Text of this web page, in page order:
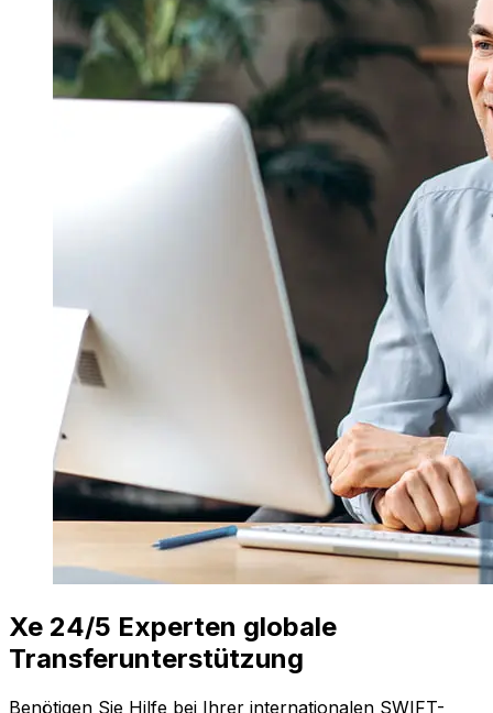
Xe 24/5 Experten globale
Transferunterstützung
Benötigen Sie Hilfe bei Ihrer internationalen SWIFT-